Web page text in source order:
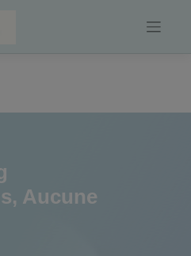
Aucune